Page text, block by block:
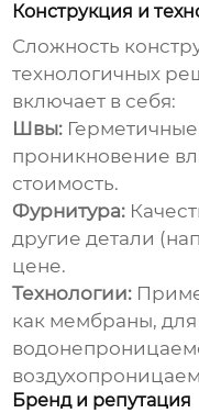
Конструкция и
Сложность
технологичных
включает в себя:
Швы:
проникновение
стоимость.
Фурнитура:
другие детали
цене.
Технологии:
как мембраны,
Бренд и репутация